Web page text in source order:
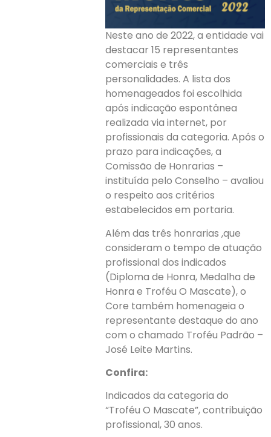
Neste ano de 2022, a entidade vai
destacar 15 representantes
comerciais e três
personalidades. A lista dos
homenageados foi escolhida
após indicação espontânea
realizada via internet, por
profissionais da categoria. Após o
prazo para indicações, a
Comissão de Honrarias –
instituída pelo Conselho – avaliou
o respeito aos critérios
estabelecidos em portaria.
Além das três honrarias ,que
consideram o tempo de atuação
profissional dos indicados
(Diploma de Honra, Medalha de
Honra e Troféu O Mascate), o
Core também homenageia o
representante destaque do ano
com o chamado Troféu Padrão –
José Leite Martins.
Confira:
Indicados da categoria do
“Troféu O Mascate”, contribuição
profissional, 30 anos.